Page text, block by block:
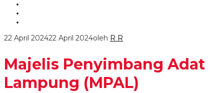
22 April 202422 April 2024oleh R R
Majelis Penyimbang Adat
Lampung (MPAL)